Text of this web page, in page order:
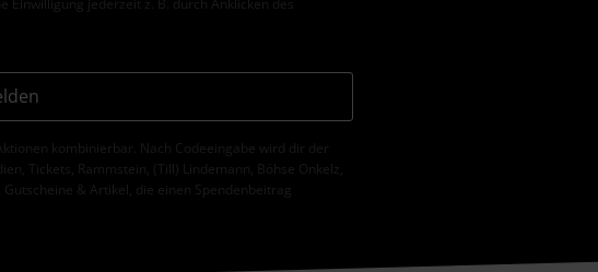
Einwilligung jederzeit z. B. durch Anklicken des
kombinierbar. Nach Codeeingabe wird dir der
Tickets, Rammstein, (Till) Lindemann, Böhse Onkelz,
& Artikel, die einen Spendenbeitrag